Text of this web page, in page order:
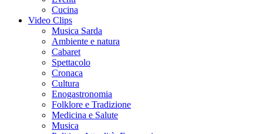
Cucina
Video Clips
Musica Sarda
Ambiente e natura
Cabaret
Spettacolo
Cronaca
Cultura
Enogastronomia
Folklore e Tradizione
Medicina e Salute
Musica